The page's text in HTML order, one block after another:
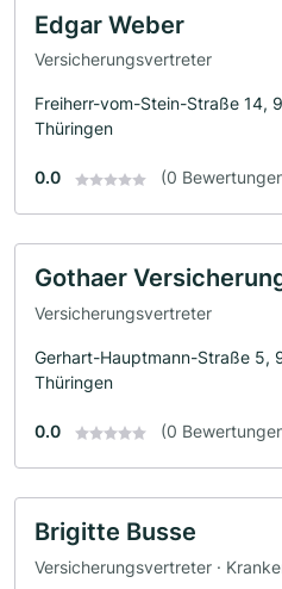
Edgar Weber
Versicherungsvertreter
Freiherr-vom-Stein-Straße 14,
Thüringen
0.0 (0
Gothaer
Versicherungsvertreter
Gerhart-Hauptmann-Straße 5,
Thüringen
0.0 (0
Brigitte Busse
Versicherungsvertreter ·